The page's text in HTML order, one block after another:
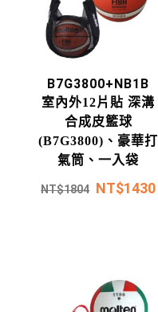
B7G3800+NB1B
室內外12片貼 深溝
合成皮籃球
(B7G3800)、豪華打
氣筒、一入袋
NT$1804 NT$1430